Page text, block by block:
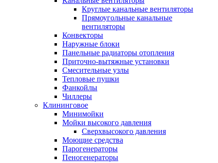
Круглые канальные вентиляторы
Прямоугольные канальные
вентиляторы
Конвекторы
Наружные блоки
Панельные радиаторы отопления
Приточно-вытяжные установки
Смесительные узлы
Тепловые пушки
Фанкойлы
Чиллеры
Клининговое
Минимойки
Мойки высокого давления
Сверхвысокого давления
Моющие средства
Парогенераторы
Пеногенераторы